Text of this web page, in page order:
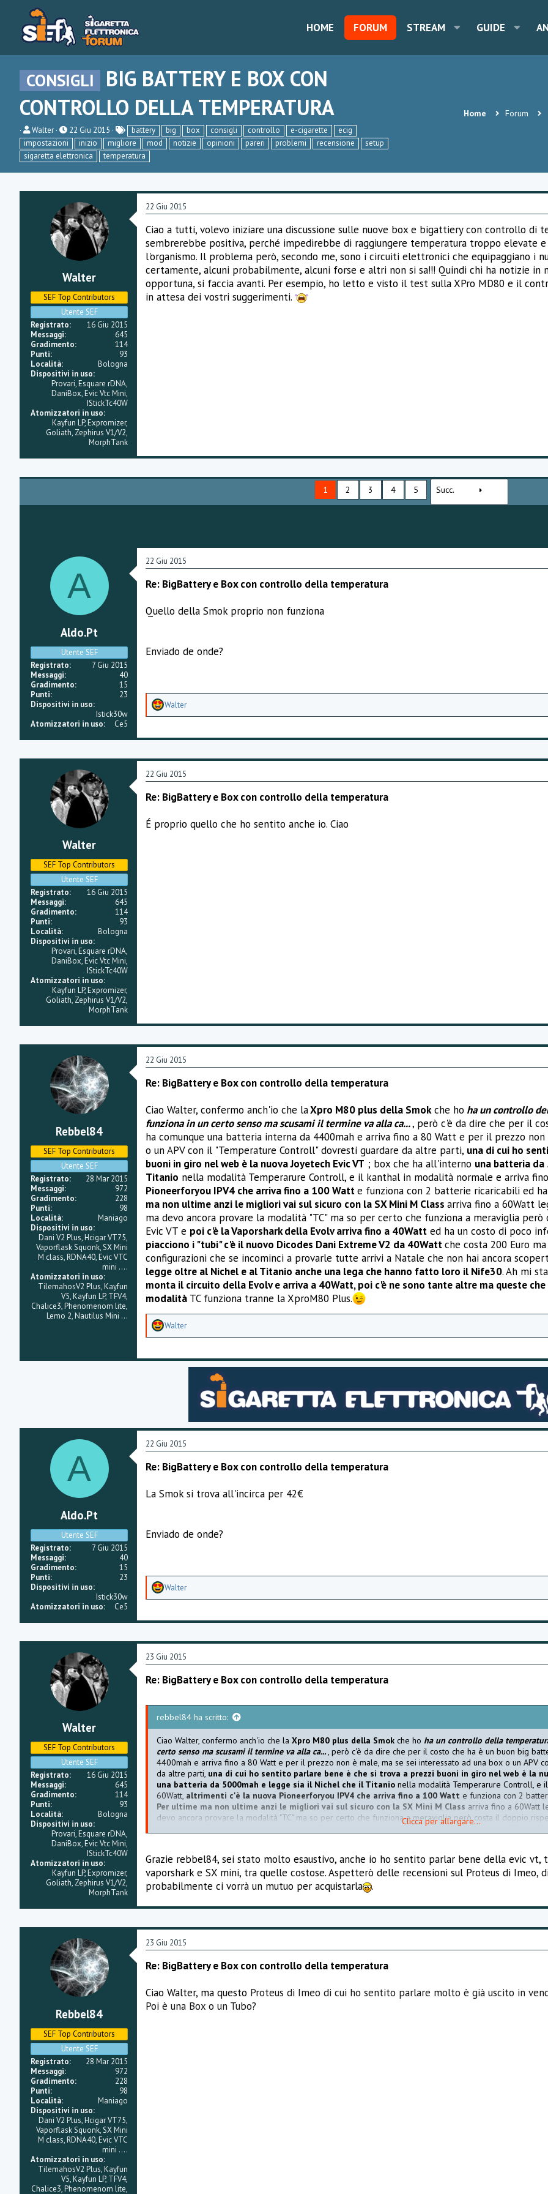
HOME FORUM STREAM GUIDE
CONSIGLI
BIG BATTERY E BOX CON
CONTROLLO DELLA TEMPERATURA
C
r
e
a
n
e
Walter
D
a
t
a
i
z
i
o
22 Giu 2015 battery big box consigli controllo e-cigarette
ecig
impostazioni
inizio migliore mod notizie opinioni pareri problemi recensione
setup
sigaretta elettronica
temperatura
Home Forum
Walter
SEF Top Contributors
Utente SEF
Registrato
16 Giu 2015
Messaggi
645
Gradimento
114
Punti
93
Località
Bologna
Dispositivi in uso
Provari, Esquare rDNA,
DaniBox, Evic Vtc Mini,
IStickTc40W
Atomizzatori in uso
Kayfun LP, Expromizer,
Goliath, Zephirus V1/V2,
MorphTank
22 Giu 2015
Ciao a tutti, volevo iniziare una discussione sulle nuove box e bigattiery con controllo di
sembrerebbe positiva, perché impedirebbe di raggiungere temperatura troppo elevate
l'organismo. Il problema però, secondo me, sono i circuiti elettronici che equipaggiano i
certamente, alcuni probabilmente, alcuni forse e altri non si sa!!! Quindi chi ha notizie
opportuna, si faccia avanti. Per esempio, ho letto e visto il test sulla XPro MD80 e il
in attesa dei vostri suggerimenti.
1 2 3 4 5 Succ.
A
Aldo.pt
Utente SEF
Registrato
7 Giu 2015
Messaggi
40
Gradimento
15
Punti
23
Dispositivi in uso
Istick30w
Atomizzatori in uso
Ce5
22 Giu 2015
Re: BigBattery e Box con controllo della temperatura
Quello della Smok proprio non funziona
Enviado de onde?
A
e
z
a
m
e
n
i
Walter
Walter
SEF Top Contributors
Utente SEF
Registrato
16 Giu 2015
Messaggi
645
Gradimento
114
Punti
93
Località
Bologna
Dispositivi in uso
Provari, Esquare rDNA,
DaniBox, Evic Vtc Mini,
IStickTc40W
Atomizzatori in uso
Kayfun LP, Expromizer,
Goliath, Zephirus V1/V2,
MorphTank
22 Giu 2015
Re: BigBattery e Box con controllo della temperatura
É proprio quello che ho sentito anche io. Ciao
Rebbel84
SEF Top Contributors
Utente SEF
Registrato
28 Mar 2015
Messaggi
972
Gradimento
228
Punti
98
Località
Maniago
Dispositivi in uso
Dani V2 Plus, Hcigar VT75,
Vaporflask Squonk, SX Mini
M class, RDNA40, Evic VTC
mini ....
Atomizzatori in uso
TilemahosV2 Plus, Kayfun
V5, Kayfun LP, TFV4,
Chalice3, Phenomenom lite,
Lemo 2, Nautilus Mini ...
22 Giu 2015
Re: BigBattery e Box con controllo della temperatura
Ciao Walter, confermo anch'io che laXpro M80 plus della Smokche ho ha un controllo
funziona in un certo senso ma scusami il termine va alla ca..., però c'è da dire che per il
ha comunque una batteria interna da 4400mah e arriva fino a 80 Watt e per il prezzo
o un APV con il "Temperature Controll" dovresti guardare da altre parti, una di cui ho
buoni in giro nel web è la nuova Joyetech Evic VT ; box che ha all'interno una batteria da
Titanio nella modalità Temperarure Controll, e il kanthal in modalità normale e arriva
Pioneerforyou IPV4 che arriva fino a 100 Watte funziona con 2 batterie ricaricabili ed
ma non ultime anzi le migliori vai sul sicuro con la SX Mini M Class arriva fino a 60Watt
ma devo ancora provare la modalità "TC" ma so per certo che funziona a meraviglia
Evic VT e poi c'è la Vaporshark della Evolv arriva fino a 40Watt ed ha un costo di poco
piacciono i "tubi" c'è il nuovo Dicodes Dani Extreme V2 da 40Wattche costa 200 Euro
configurazioni che se incominci a provarle tutte arrivi a Natale che non hai ancora
legge oltre al Nichel e al Titanio anche una lega che hanno fatto loro il Nife30. Ah mi
monta il circuito della Evolv e arriva a 40Watt, poi c'è ne sono tante altre ma queste
modalità TC funziona tranne la XproM80 Plus.
A
e
t
i
:
Walter
A
Aldo.pt
Utente SEF
Registrato
7 Giu 2015
Messaggi
40
Gradimento
15
Punti
23
Dispositivi in uso
Istick30w
Atomizzatori in uso
Ce5
22 Giu 2015
Re: BigBattery e Box con controllo della temperatura
La Smok si trova all'incirca per 42€
Enviado de onde?
A
e
z
a
m
e
n
i
:
Walter
Walter
SEF Top Contributors
Utente SEF
Registrato
16 Giu 2015
Messaggi
645
Gradimento
114
Punti
93
Località
Bologna
Dispositivi in uso
Provari, Esquare rDNA,
DaniBox, Evic Vtc Mini,
IStickTc40W
Atomizzatori in uso
Kayfun LP, Expromizer,
Goliath, Zephirus V1/V2,
MorphTank
23 Giu 2015
Re: BigBattery e Box con controllo della temperatura
rebbel84 ha scritto:
Ciao Walter, confermo anch'io che la Xpro M80 plus della Smok che ho ha un controllo della
certo senso ma scusami il termine va alla ca..., però c'è da dire che per il costo che ha è un buon big
4400mah e arriva fino a 80 Watt e per il prezzo non è male, ma se sei interessato ad una box o un APV
da altre parti, una di cui ho sentito parlare bene è che si trova a prezzi buoni in giro nel web è la
una batteria da 5000mah e legge sia il Nichel che il Titanio nella modalità Temperarure Controll, e
60Watt, altrimenti c'è la nuova Pioneerforyou IPV4 che arriva fino a 100 Watt e funziona con 2
Per ultime ma non ultime anzi le migliori vai sul sicuro con la SX Mini M Class arriva fino a 60Watt
devo ancora provare la modalità "TC" ma so per certo che funziona a meraviglia però costa il doppio
ed ha un costo di poco inferiore alla SX Mini M,
stavo dimenticando dellaHanaMod che monta il circuito della Evolv e arriva a 40Watt, poi c'è ne
so per certo che la modalitàTC funziona tranne la XproM80 Plus.
Clicca per allargare...
Grazie rebbel84, sei stato molto esaustivo, anche io ho sentito parlar bene della evic vt,
vaporshark e SX mini, tra quelle costose. Aspetterò delle recensioni sul Proteus di Imeo,
probabilmente ci vorrà un mutuo per acquistarla
.
Rebbel84
SEF Top Contributors
Utente SEF
Registrato
28 Mar 2015
Messaggi
972
Gradimento
228
Punti
98
Località
Maniago
Dispositivi in uso
Dani V2 Plus, Hcigar VT75,
Vaporflask Squonk, SX Mini
M class, RDNA40, Evic VTC
mini ....
Atomizzatori in uso
TilemahosV2 Plus, Kayfun
V5, Kayfun LP, TFV4,
Chalice3, Phenomenom lite,
23 Giu 2015
Re: BigBattery e Box con controllo della temperatura
Ciao Walter, ma questo Proteus di Imeo di cui ho sentito parlare molto è già uscito in
Poi è una Box o un Tubo?